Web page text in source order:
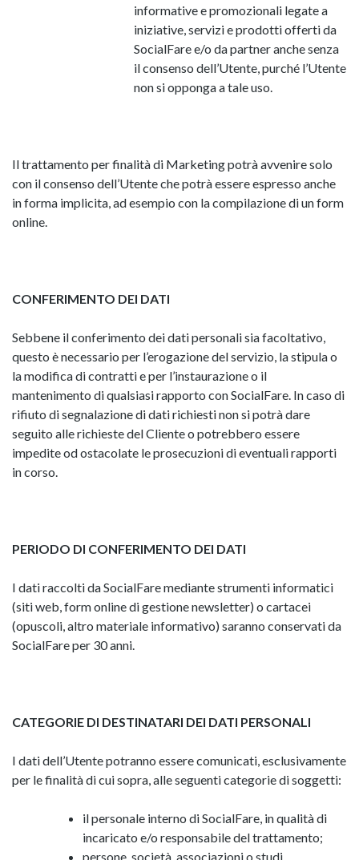
informative e promozionali legate a
iniziative, servizi e prodotti offerti da
SocialFare e/o da partner anche senza
il consenso dell’Utente, purché l’Utente
non si opponga a tale uso.
Il trattamento per finalità di Marketing potrà avvenire solo
con il consenso dell’Utente che potrà essere espresso anche
in forma implicita, ad esempio con la compilazione di un form
online.
CONFERIMENTO DEI DATI
Sebbene il conferimento dei dati personali sia facoltativo,
questo è necessario per l’erogazione del servizio, la stipula o
la modifica di contratti e per l’instaurazione o il
mantenimento di qualsiasi rapporto con SocialFare. In caso di
rifiuto di segnalazione di dati richiesti non si potrà dare
seguito alle richieste del Cliente o potrebbero essere
impedite od ostacolate le prosecuzioni di eventuali rapporti
in corso.
PERIODO DI CONFERIMENTO DEI DATI
I dati raccolti da SocialFare mediante strumenti informatici
(siti web, form online di gestione newsletter) o cartacei
(opuscoli, altro materiale informativo) saranno conservati da
SocialFare per 30 anni.
CATEGORIE DI DESTINATARI DEI DATI PERSONALI
I dati dell’Utente potranno essere comunicati, esclusivamente
per le finalità di cui sopra, alle seguenti categorie di soggetti:
il personale interno di SocialFare, in qualità di
incaricato e/o responsabile del trattamento;
persone, società, associazioni o studi